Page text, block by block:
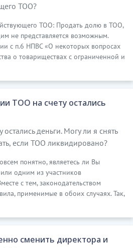
ТОО?
ТОО: Продать долю в ТОО,
не представляется возможным.
с п.6 НПВС «О некоторых вопросах
о товариществах с ограниченной и
ТОО на счету остались
деньги. Могу ли я снять
если ТОО ликвидировано?
понятно, являетесь ли Вы
одним из участников
с тем, законодательством
применимые в обоих случаях. Так,
сменить директора и